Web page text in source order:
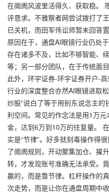
在阛阓风波里活得久、获取稳。
评恳求。不雅察者网尝试拨打了
已关机，而田军伟讼师暂未回答
原因在于，通盘AI眼镜行业仍处
存在诸多不及，比如不够智能、
等；另一部分团队，在于传统面
此外， 环宇证券-环宇证券开户-
行业的深度整合亦然AI眼镜进取
炒股”说白了等于用别东说念主
利空间。常见的作念法是用1万
金，达到6万到10万的往复量。
实是“节律”。好多就刻毒操作得
了阛阓规则，开动聚集加仓、擢
转，才发现账号准确无法承受。
赢的，而是靠节律。杠杆操作的
次走势，而是让你在通盘周期中